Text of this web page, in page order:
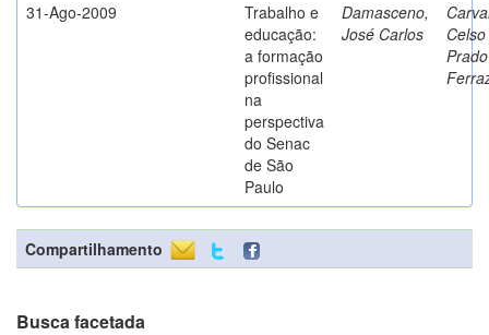
31-Ago-2009
Trabalho e
educação:
a formação
profissional
na
perspectiva
do Senac
de São
Paulo
Damasceno,
José Carlos
Prado
Compartilhamento
Busca facetada